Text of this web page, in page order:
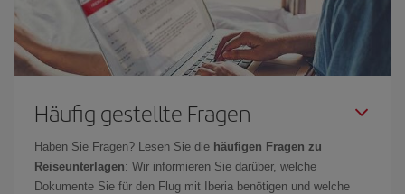
Häufig gestellte Fragen
Haben Sie Fragen? Lesen Sie die häufigen Fragen zu
Reiseunterlagen: Wir informieren Sie darüber, welche
Dokumente Sie für den Flug mit Iberia benötigen und welche